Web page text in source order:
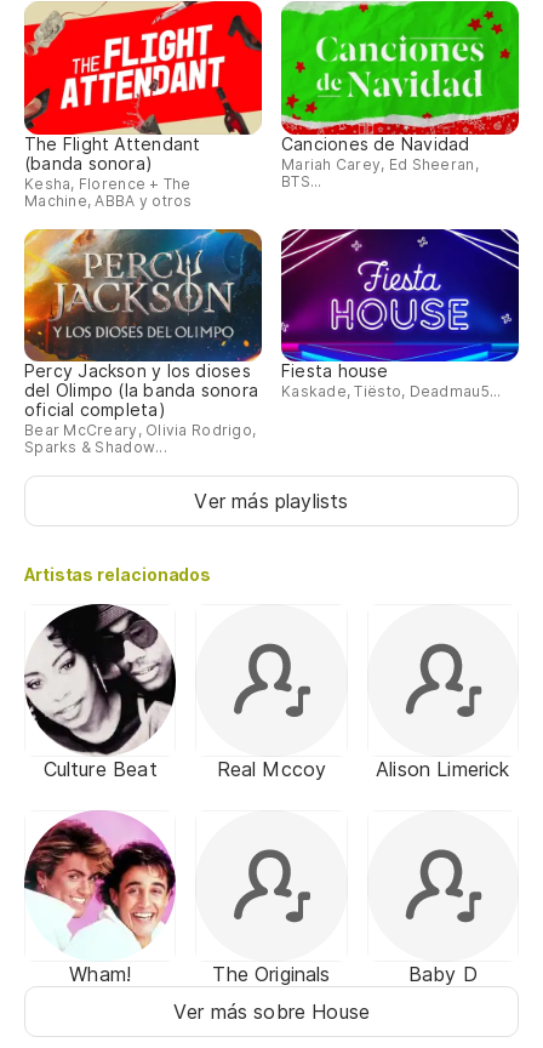
The Flight Attendant
(banda sonora)
Kesha, Florence + The
Machine, ABBA y otros
Canciones de Navidad
Mariah Carey, Ed Sheeran,
BTS...
Percy Jackson y los dioses
del Olimpo (la banda sonora
oficial completa)
Bear McCreary, Olivia Rodrigo,
Sparks & Shadow...
Fiesta house
Kaskade, Tiësto, Deadmau5...
Ver más playlists
Artistas relacionados
Culture Beat Real Mccoy Alison Limerick
Wham! The Originals
Baby D
Ver más sobre House